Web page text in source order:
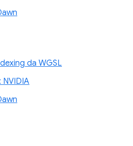
da WGSL
NVIDIA